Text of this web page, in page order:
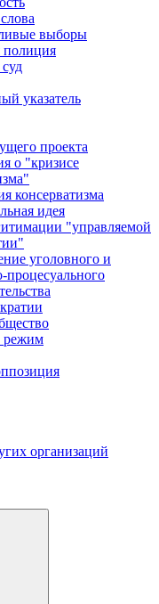
выборы
указатель
проекта
о "кризисе
консерватизма
идея
"управляемой
уголовного и
процесуального
режим
организаций